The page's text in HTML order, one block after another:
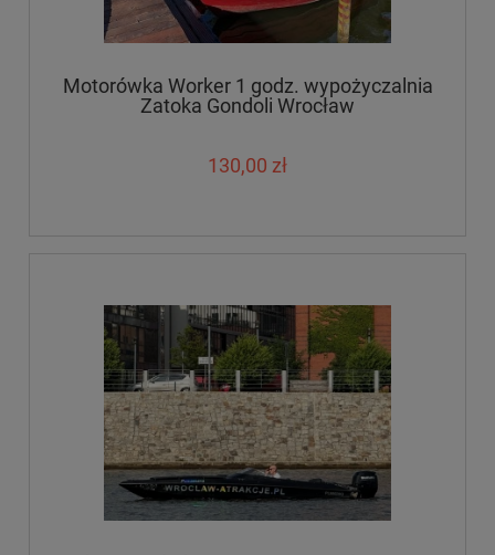
Motorówka Worker 1 godz. wypożyczalnia
Zatoka Gondoli Wrocław
130,00 zł